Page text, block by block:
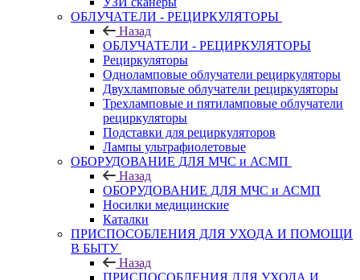
ОБЛУЧАТЕЛИ - РЕЦИРКУЛЯТОРЫ
Назад
ОБЛУЧАТЕЛИ - РЕЦИРКУЛЯТОРЫ
Рециркуляторы
Одноламповые облучатели рециркуляторы
Двухламповые облучатели рециркуляторы
Трехламповые и пятиламповые облучатели
рециркуляторы
Подставки для рециркуляторов
Лампы ультрафиолетовые
ОБОРУДОВАНИЕ ДЛЯ МЧС и АСМП
Назад
ОБОРУДОВАНИЕ ДЛЯ МЧС и АСМП
Носилки медицинские
Каталки
ПРИСПОСОБЛЕНИЯ ДЛЯ УХОДА И ПОМОЩИ
В БЫТУ
Назад
ПРИСПОСОБЛЕНИЯ ДЛЯ УХОДА И